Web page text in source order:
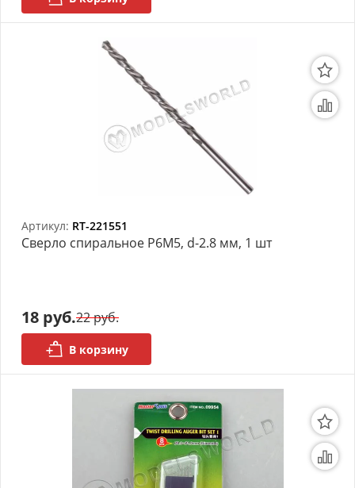
Артикул: RT-221551
Сверло спиральное Р6М5, d-2.8 мм, 1 шт
18 руб.22 руб.
В корзину